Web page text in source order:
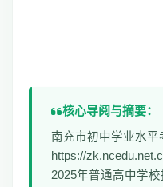
核心导阅与摘要：
南充市初中学业水平
https://
2025年普通高中学